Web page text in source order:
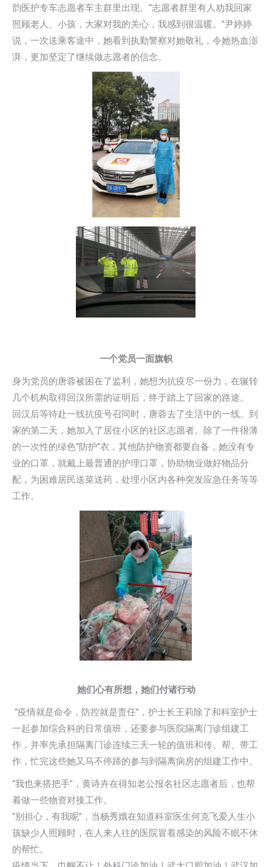
韵医护专车志愿者车主群里出现。“志愿者群里有人劝我回家
照顾老人、小孩，大家对我的关心，我感到很温暖。”尹婷婷
说，一次送乘客途中，她看到执勤警察对她敬礼，令她热血澎
湃，更加坚定了继续做志愿者的信念。
一个党员一面旗帜
身为党员的唐蓉被困在了监利，她想为抗疫尽一份力，在辗转
几个机构取得回汉所需的证明后，终于踏上了回家的路途。
回汉后等待赴一线抗疫号召同时，唐蓉去了生活中的一线。到
家的第二天，她加入了居住小区的社区志愿者。除了一件很薄
的一次性的绿色“防护”衣，其他防护物资都要自备，她没有专
业的口罩，就戴上最普通的护理口罩，协助物业做好物品分
配，为困难居民送菜送药，处理小区内各种突发应急任务等等
工作。
她们心有所想，她们付诸行动
“疫情就是命令，防控就是责任”，护士长王莉除了和科室护士
一起参加综合科的日常值班，还要参与医院隔离门诊组建工
作，并率先承担隔离门诊连续三天一轮的值班和传、帮、带工
作，忙完这些她又马不停蹄的参与到隔离病房的组建工作中。
“我也来搭把手”，黄诗卉在得知老公报名社区志愿者后，也帮
着做一些物资对接工作。
“别担心，有我呢”，当杨秀娥在知道科室医生何克飞爱人生小
孩缺少人照顾时，在人来人往的医院冒着感染的风险不眠不休
的帮忙。